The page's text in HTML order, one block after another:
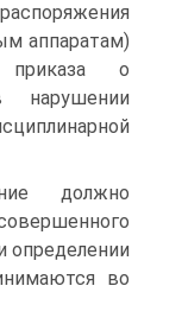
аппаратам)
о
нарушении
должно
определении
во